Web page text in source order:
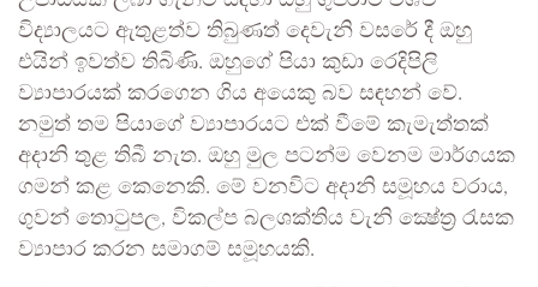
විද්‍යාලයට ඇතුළත්ව තිබුණත් දෙවැනි වසරේ දී ඔහු
එයින් ඉවත්ව තිබිණි. ඔහුගේ පියා කුඩා රෙදිපිලි
ව්‍යාපාරයක් කරගෙන ගිය අයෙකු බව සඳහන් වේ.
නමුත් තම පියාගේ ව්‍යාපාරයට එක් වීමේ කැමැත්තක්
අදානි තුළ තිබී නැත. ඔහු මුල පටන්ම වෙනම මාර්ගයක
ගමන් කළ කෙනෙකි. මේ වනවිට අදානි සමූහය වරාය,
ගුවන් තොටුපල, විකල්ප බලශක්තිය වැනි ක්‍ෂේත්‍ර රැසක
ව්‍යාපාර කරන සමාගම් සමූහයකි.